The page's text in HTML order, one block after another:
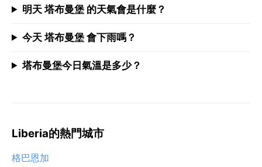
明天 塔布曼堡 的天氣會是什麼？
今天 塔布曼堡 會下雨嗎？
塔布曼堡今日氣溫是多少？
Liberia的熱門城市
格巴恩加